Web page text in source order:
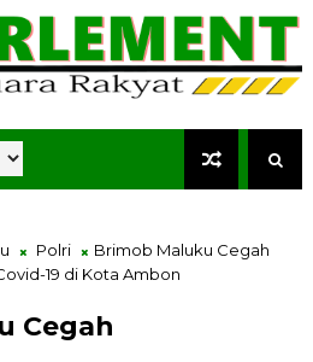
Polri
Brimob Maluku Cegah
19 di Kota Ambon
Cegah